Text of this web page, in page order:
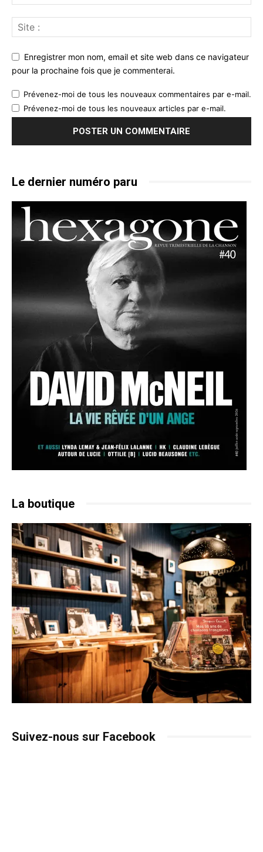
Enregistrer mon nom, email et site web dans ce navigateur
pour la prochaine fois que je commenterai.
Prévenez-moi de tous les nouveaux commentaires par e-mail.
Prévenez-moi de tous les nouveaux articles par e-mail.
Le dernier numéro paru
La boutique
Suivez-nous sur Facebook